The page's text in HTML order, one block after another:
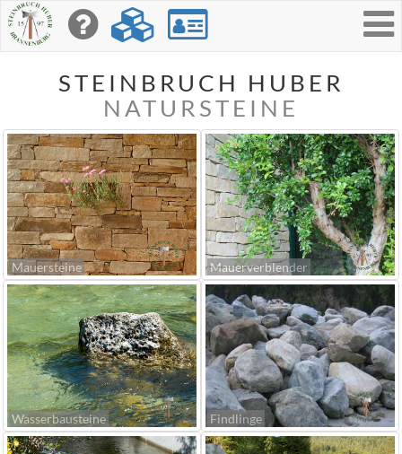
STEINBRUCH HUBER
NATURSTEINE
Mauersteine Mauerverblender
Wasserbausteine Findlinge